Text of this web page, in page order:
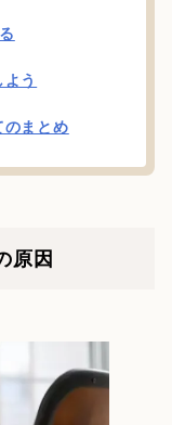
う
のまとめ
原因